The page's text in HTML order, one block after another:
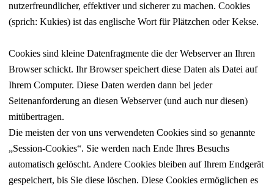
nutzerfreundlicher, effektiver und sicherer zu machen. Cookies
(sprich: Kukies) ist das englische Wort für Plätzchen oder Kekse.
Cookies sind kleine Datenfragmente die der Webserver an Ihren
Browser schickt. Ihr Browser speichert diese Daten als Datei auf
Ihrem Computer. Diese Daten werden dann bei jeder
Seitenanforderung an diesen Webserver (und auch nur diesen)
mitübertragen.
Die meisten der von uns verwendeten Cookies sind so genannte
„Session-Cookies“. Sie werden nach Ende Ihres Besuchs
automatisch gelöscht. Andere Cookies bleiben auf Ihrem Endgerät
gespeichert, bis Sie diese löschen. Diese Cookies ermöglichen es